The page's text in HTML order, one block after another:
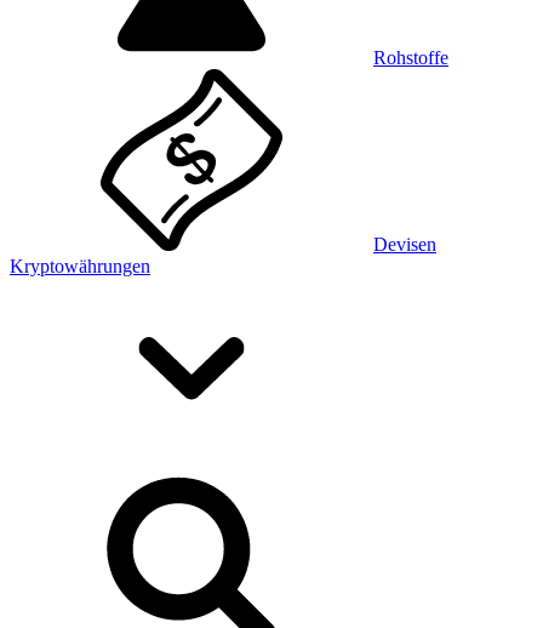
Rohstoffe
Devisen
Kryptowährungen